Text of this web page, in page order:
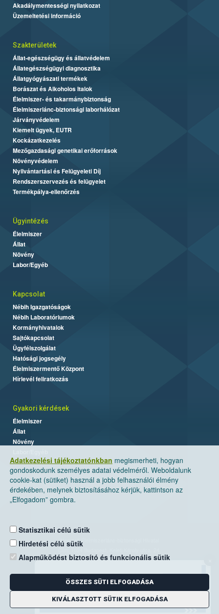
Adatkezelési tájékoztatónkban megismerheti, hogyan
gondoskodunk személyes adatai védelméről. Weboldalunk
cookie-kat (sütiket) használ a jobb felhasználói élmény
érdekében, melynek biztosításához kérjük, kattintson az
„Elfogadom” gombra.
Statisztikai célú sütik
Hirdetési célú sütik
Alapműködést biztosító és funkcionális sütik
ÖSSZES SÜTI ELFOGADÁSA
KIVÁLASZTOTT SÜTIK ELFOGADÁSA
Akadálymentességi nyilatkozat
Üzemeltetési információ
Szakterületek
Állat-egészségügy és állatvédelem
Állategészségügyi diagnosztika
Állatgyógyászati termékek
Borászat és Alkoholos Italok
Élelmiszer- és takarmánybiztonság
Élelmiszerlánc-biztonsági laborhálózat
Járványvédelem
Kiemelt ügyek, EUTR
Kockázatkezelés
Mezőgazdasági genetikai erőforrások
Növényvédelem
Nyilvántartási és Felügyeleti Díj
Rendszerszervezés és felügyelet
Termékpálya-ellenőrzés
Ügyintézés
Élelmiszer
Állat
Növény
Labor/Egyéb
Kapcsolat
Nébih Igazgatóságok
Nébih Laboratóriumok
Kormányhivatalok
Sajtókapcsolat
Ügyfélszolgálat
Hatósági jogsegély
Élelmiszermentő Központ
Hírlevél feliratkozás
Gyakori kérdések
Élelmiszer
Állat
Növény
Nemzeti Élelmiszerlánc-biztonsági Hivatal
Levelezési cím: 1525 Budapest. Pf. 30.
E-mail:ugyfelszolgalat@nebih.gov.hu
Zöld szám: 06-80/263-244
Telefon: 06-1/ 336-9000